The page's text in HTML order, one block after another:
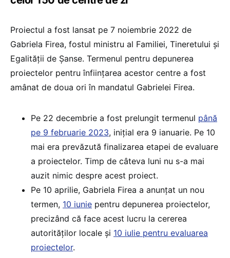
Proiectul a fost lansat pe 7 noiembrie 2022 de
Gabriela Firea, fostul ministru al Familiei, Tineretului și
Egalității de Șanse. Termenul pentru depunerea
proiectelor pentru înființarea acestor centre a fost
amânat de doua ori în mandatul Gabrielei Firea.
Pe 22 decembrie a fost prelungit termenul până
pe 9 februarie 2023, inițial era 9 ianuarie. Pe 10
mai era prevăzută finalizarea etapei de evaluare
a proiectelor. Timp de câteva luni nu s-a mai
auzit nimic despre acest proiect.
Pe 10 aprilie, Gabriela Firea a anunțat un nou
termen, 10 iunie pentru depunerea proiectelor,
precizând că face acest lucru la cererea
autorităților locale și 10 iulie pentru evaluarea
proiectelor.